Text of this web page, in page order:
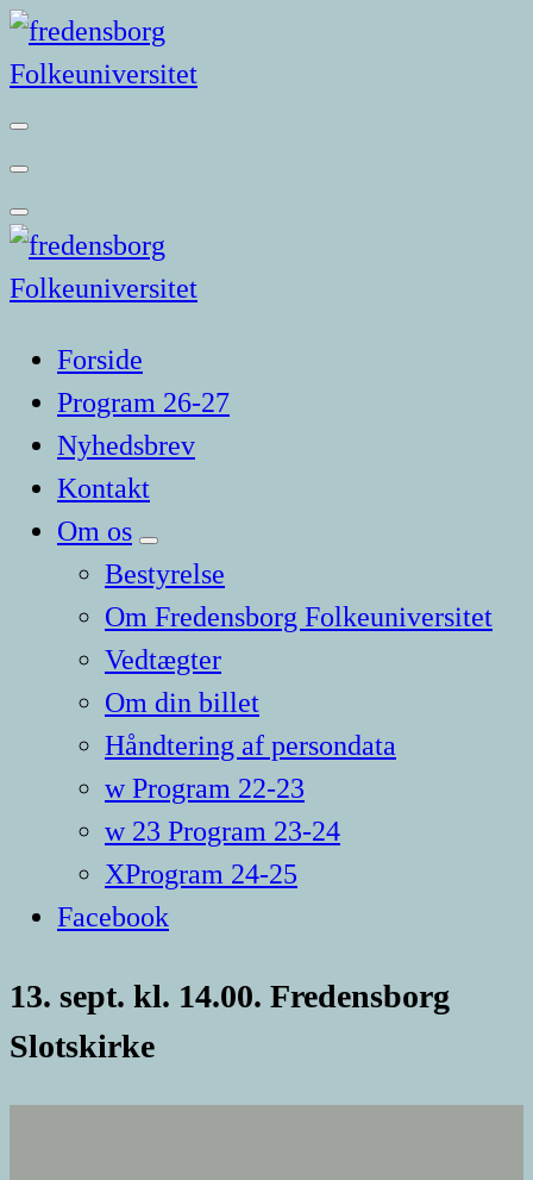
Videre
til
indhold
Forside
Program 26-27
Nyhedsbrev
Kontakt
Om os
Bestyrelse
Om Fredensborg Folkeuniversitet
Vedtægter
Om din billet
Håndtering af persondata
w Program 22-23
w 23 Program 23-24
XProgram 24-25
Facebook
13. sept. kl. 14.00. Fredensborg
Slotskirke